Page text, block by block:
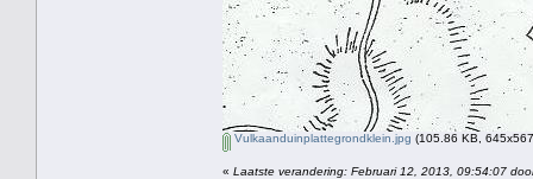
Vulkaanduinplattegrondklein.jpg (105.86 KB,
« Laatste verandering: Februari 12, 2013, 09:54:07